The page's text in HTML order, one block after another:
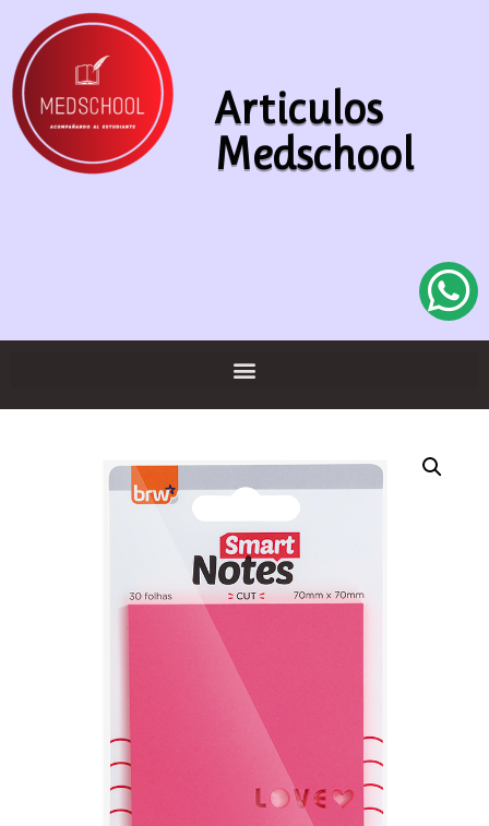
Articulos
Medschool